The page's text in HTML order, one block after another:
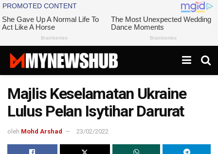
Majlis Keselamatan Ukraine
Lulus Pelan Isytihar Darurat
oleh Mohd Arshad 23/02/2022